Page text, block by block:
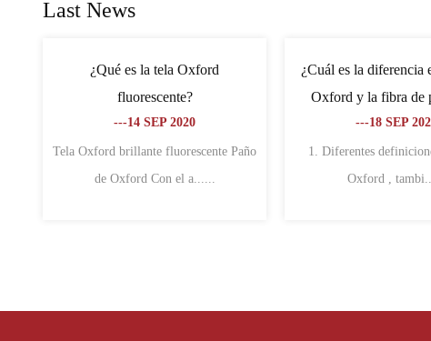
Last News
para mochilas
¿Cuáles son las características de la
tela no tejida y la tela Oxford?
1. Paño de Oxford 1. La tela Oxford
Cuál
Las